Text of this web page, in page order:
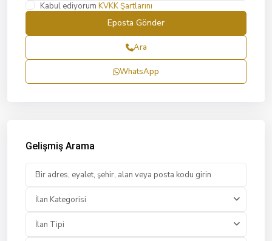
Kabul ediyorum KVKK Şartlarını
Ara
WhatsApp
Gelişmiş Arama
İlan Kategorisi
İlan Tipi